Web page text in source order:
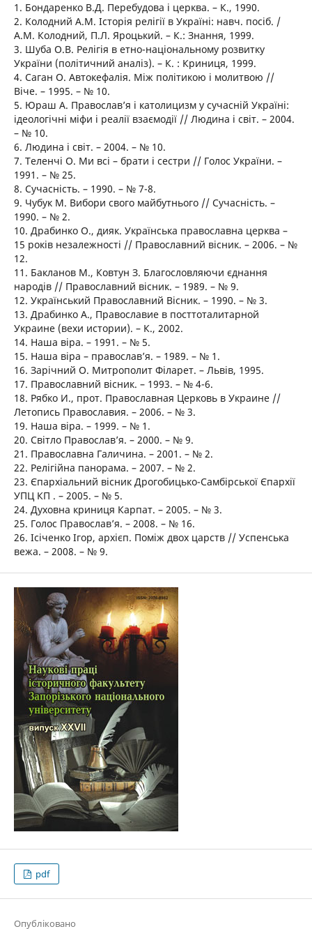
1. Бондаренко В.Д. Перебудова і церква. – К., 1990.
2. Колодний А.М. Історія релігії в Україні: навч. посіб. /
А.М. Колодний, П.Л. Яроцький. – К.: Знання, 1999.
3. Шуба О.В. Релігія в етно-національному розвитку
України (політичний аналіз). – К. : Криниця, 1999.
4. Саган О. Автокефалія. Між політикою і молитвою //
Віче. – 1995. – № 10.
5. Юраш А. Православ’я і католицизм у сучасній Україні:
ідеологічні міфи і реалії взаємодії // Людина і світ. – 2004.
– № 10.
6. Людина і світ. – 2004. – № 10.
7. Теленчі О. Ми всі – брати і сестри // Голос України. –
1991. – № 25.
8. Сучасність. – 1990. – № 7-8.
9. Чубук М. Вибори свого майбутнього // Сучасність. –
1990. – № 2.
10. Драбинко О., дияк. Українська православна церква –
15 років незалежності // Православний вісник. – 2006. – №
12.
11. Бакланов М., Ковтун З. Благословляючи єднання
народів // Православний вісник. – 1989. – № 9.
12. Український Православний Вісник. – 1990. – № 3.
13. Драбинко А., Православие в посттоталитарной
Украине (вехи истории). – К., 2002.
14. Наша віра. – 1991. – № 5.
15. Наша віра – православ’я. – 1989. – № 1.
16. Зарічний О. Митрополит Філарет. – Львів, 1995.
17. Православний вісник. – 1993. – № 4-6.
18. Рябко И., прот. Православная Церковь в Украине //
Летопись Православия. – 2006. – № 3.
19. Наша віра. – 1999. – № 1.
20. Світло Православ’я. – 2000. – № 9.
21. Православна Галичина. – 2001. – № 2.
22. Релігійна панорама. – 2007. – № 2.
23. Єпархіальний вісник Дрогобицько-Самбірської Єпархії
УПЦ КП . – 2005. – № 5.
24. Духовна криниця Карпат. – 2005. – № 3.
25. Голос Православ’я. – 2008. – № 16.
26. Ісіченко Ігор, архієп. Поміж двох царств // Успенська
вежа. – 2008. – № 9.
pdf
Опубліковано